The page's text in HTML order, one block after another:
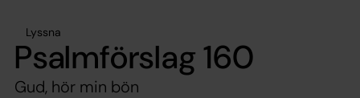
Lyssna
Psalmförslag 160
Gud, hör min bön